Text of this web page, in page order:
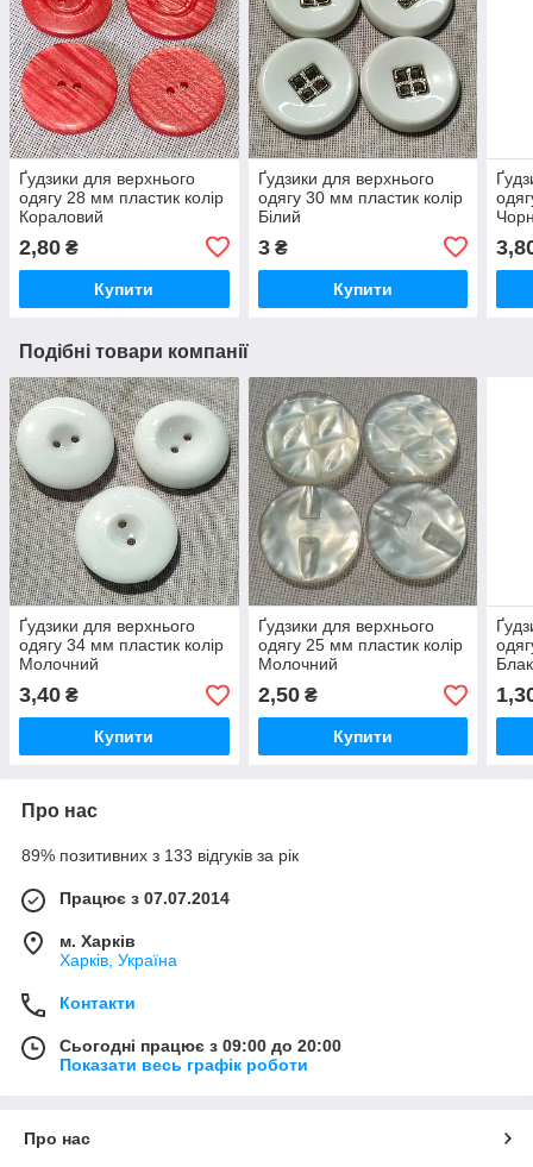
Ґудзики для верхнього
одягу 28 мм пластик колір
Кораловий
2,80 ₴
Купити
Ґудзики для верхнього
одягу 30 мм пластик колір
Білий
3₴
Купити
Подібні товари компанії
Ґудзики для верхнього
одягу 34 мм пластик колір
Молочний
3,40 ₴
Купити
Ґудзики для верхнього
одягу 25 мм пластик колір
Молочний
2,50₴
Купити
Про нас
89% позитивних з 133 відгуків за рік
Працює з 07.07.2014
м. Харків
Харків, Україна
Контакти
Сьогодні працює з 09:00 до 20:00
Показати весь графік роботи
Про нас